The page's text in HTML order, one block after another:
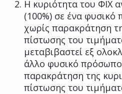
Η κυριότητα του ΦΙΧ
(100%) σε ένα
χωρίς παρακράτηση
πίστωσης του
μεταβιβαστεί εξ
άλλο φυσικό
παρακράτηση της
πίστωσης του